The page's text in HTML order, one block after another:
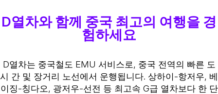
D열차와 함께 중국 최고의 여행을 경
험하세요
D열차는 중국철도 EMU 서비스로, 중국 전역의 빠른 도
시 간 및 장거리 노선에서 운행됩니다. 상하이-항저우, 베
이징-칭다오, 광저우-선전 등 최고속 G급 열차보다 한 단